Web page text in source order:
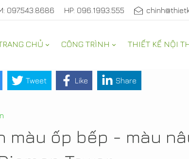
097.543.8686 HP: 096.1993.555
CHỦ CÔNG TRÌNH THIẾT KẾ NỘI
TRANG TRÍ NỘI THẤT
Tweet Like Share
màu ốp bếp - màu